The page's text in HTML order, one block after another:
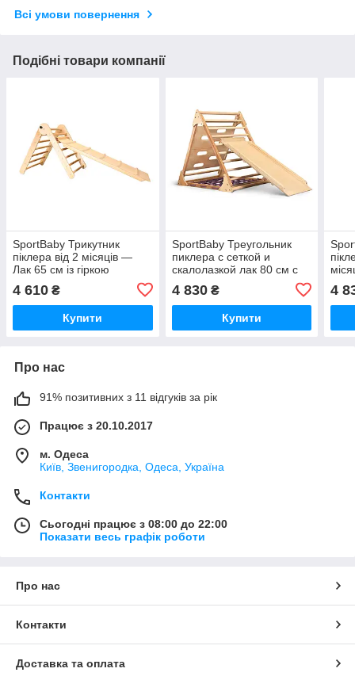
Всі умови повернення
Подібні товари компанії
SportBaby Трикутник
піклера від 2 місяців —
Лак 65 см із гіркою
4 610 ₴
Купити
SportBaby Треугольник
пиклера с сеткой и
скалолазкой лак 80 см с
4 830₴
Купити
4
Про нас
91% позитивних з 11 відгуків за рік
Працює з 20.10.2017
м. Одеса
Київ, Звенигородка, Одеса, Україна
Контакти
Сьогодні працює з 08:00 до 22:00
Показати весь графік роботи
Про нас
Контакти
Доставка та оплата